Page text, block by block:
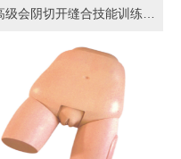
高级会阴切开缝合技能训练模型